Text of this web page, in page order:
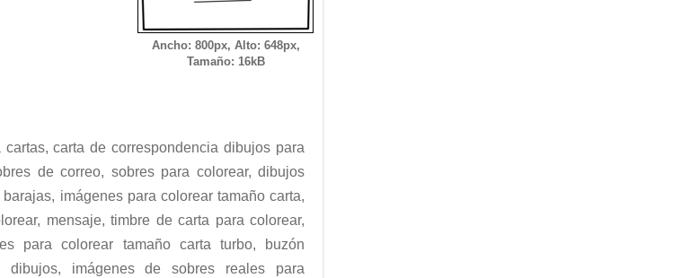
Ancho: 800px, Alto: 648px,
Tamaño: 16kB
carta de correspondencia dibujos para
de correo, sobres para colorear, dibujos
imágenes para colorear tamaño carta,
mensaje, timbre de carta para colorear,
para colorear tamaño carta turbo, buzón
dibujos, imágenes de sobres reales para